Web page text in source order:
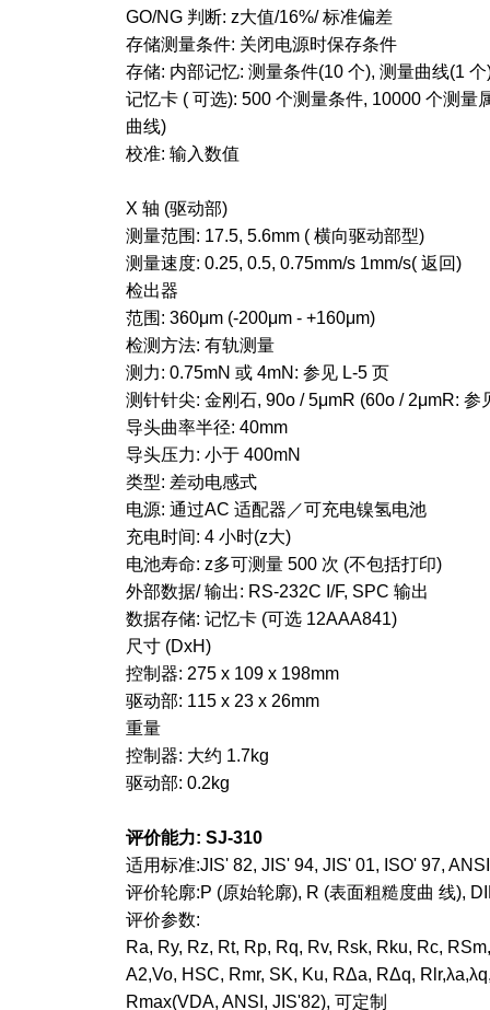
GO/NG 判断: z大值/16%/ 标准偏差
存储测量条件: 关闭电源时保存条件
存储: 内部记忆: 测量条件(10 个), 测量曲线(1 个
记忆卡 ( 可选): 500 个测量条件, 10000 个测量
曲线)
校准: 输入数值
X 轴 (驱动部)
测量范围: 17.5, 5.6mm ( 横向驱动部型)
测量速度: 0.25, 0.5, 0.75mm/s 1mm/s( 返回)
检出器
范围: 360μm (-200μm - +160μm)
检测方法: 有轨测量
测力: 0.75mN 或 4mN: 参见 L-5 页
测针针尖: 金刚石, 90o / 5μmR (60o / 2μmR: 参
导头曲率半径: 40mm
导头压力: 小于 400mN
类型: 差动电感式
电源: 通过AC 适配器／可充电镍氢电池
充电时间: 4 小时(z大)
电池寿命: z多可测量 500 次 (不包括打印)
外部数据/ 输出: RS-232C I/F, SPC 输出
数据存储: 记忆卡 (可选 12AAA841)
尺寸 (DxH)
控制器: 275 x 109 x 198mm
驱动部: 115 x 23 x 26mm
重量
控制器: 大约 1.7kg
驱动部: 0.2kg
评价能力: SJ-310
适用标准:JIS' 82, JIS' 94, JIS' 01, ISO' 97,
评价轮廓:P (原始轮廓), R (表面粗糙度曲 线),
评价参数:
Ra, Ry, Rz, Rt, Rp, Rq, Rv, Rsk, Rku, Rc,
A2,Vo, HSC, Rmr, SK, Ku, RΔa, RΔq,
Rmax(VDA, ANSI, JIS'82), 可定制